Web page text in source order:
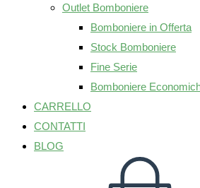
Outlet Bomboniere
Bomboniere in Offerta
Stock Bomboniere
Fine Serie
Bomboniere
CARRELLO
CONTATTI
BLOG